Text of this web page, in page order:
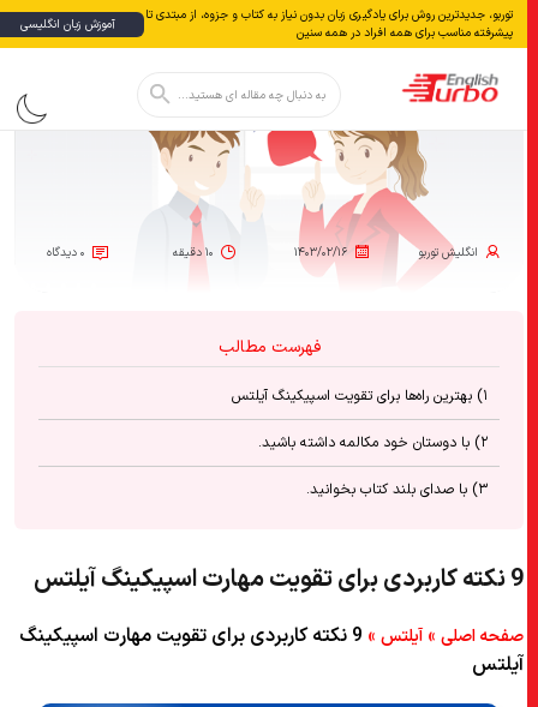
توربو، جدیدترین روش برای یادگیری زبان بدون نياز به كتاب و جزوه، از مبتدی تا
پیشرفته مناسب برای همه افراد در همه سنین
آموزش زبان انگلیسی
برای:
انگلیش‌ توربو ۱۴۰۳/۰۲/۱۶ ۱۰ دقیقه ۰ دیدگاه
فهرست مطالب
۵) با آهنگ‌های مختلف همخوانی کنید.
۶) از ویدیوهای آموزشی کمک بگیرید.
۷) با ربات گوگل صحبت کنید.
9 نکته کاربردی برای تقویت مهارت اسپیکینگ آیلتس
صفحه اصلی»آیلتس» 9 نکته کاربردی برای تقویت مهارت اسپیکینگ
آیلتس